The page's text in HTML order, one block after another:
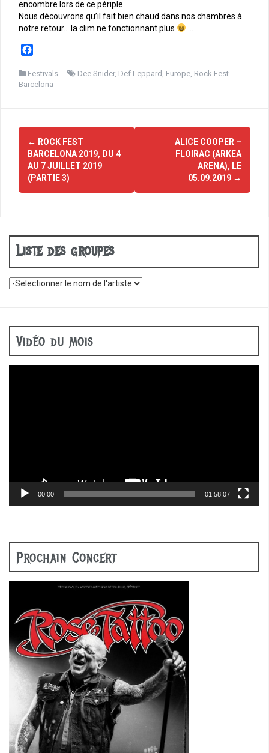
encombre lors de ce périple.
Nous découvrons qu’il fait bien chaud dans nos chambres à
notre retour… la clim ne fonctionnant plus
c
e
Festivals Dee Snider, Def Leppard Europe Rock Fest
Barcelona
Navigation
d'article
← ROCK FEST
BARCELONA 2019, DU 4
AU 7 JUILLET 2019
(PARTIE 3)
ALICE COOPER –
FLOIRAC (ARKEA
ARENA), LE
05.09.2019 →
Liste des groupes
Vidéo du mois
00:00 01:58:07
Prochain Concert